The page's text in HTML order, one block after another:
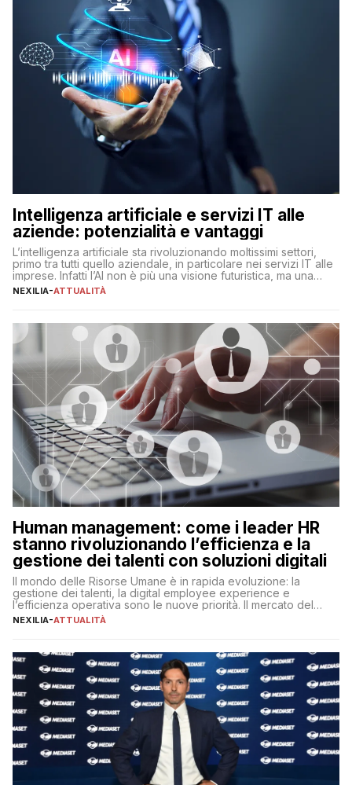
Intelligenza artificiale e servizi IT alle
aziende: potenzialità e vantaggi
L’intelligenza artificiale sta rivoluzionando moltissimi settori,
primo tra tutti quello aziendale, in particolare nei servizi IT alle
imprese. Infatti l’AI non è più una visione futuristica, ma una
realtà operativa che sta portando a un cambio significativo in
operazioni, bensì comporta […]
NEXILIA-ATTUALITÀ
Human management: come i leader HR
stanno rivoluzionando l’efficienza e la
gestione dei talenti con soluzioni digitali
Il mondo delle Risorse Umane è in rapida evoluzione: la
gestione dei talenti, la digital employee experience e
l’efficienza operativa sono le nuove priorità. Il mercato del
lavoro, d’altra parte, è sempre più competitivo con una lotta
NEXILIA-ATTUALITÀ